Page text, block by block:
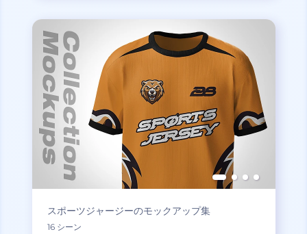
スポーツジャージーのモックアップ集
16 シーン